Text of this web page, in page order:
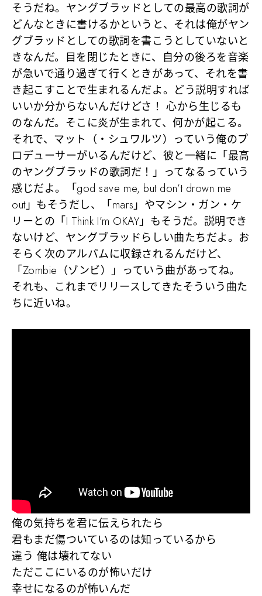
そうだね。ヤングブラッドとしての最高の歌詞が
どんなときに書けるかというと、それは俺がヤン
グブラッドとしての歌詞を書こうとしていないと
きなんだ。目を閉じたときに、自分の後ろを音楽
が急いで通り過ぎて行くときがあって、それを書
き起こすことで生まれるんだよ。どう説明すれば
いいか分からないんだけどさ！ 心から生じるも
のなんだ。そこに炎が生まれて、何かが起こる。
それで、マット（・シュワルツ）っていう俺のプ
ロデューサーがいるんだけど、彼と一緒に「最高
のヤングブラッドの歌詞だ！」ってなるっていう
感じだよ。「god save me, but don’t drown me
out」もそうだし、「mars」やマシン・ガン・ケ
リーとの「I Think I’m OKAY」もそうだ。説明でき
ないけど、ヤングブラッドらしい曲たちだよ。お
そらく次のアルバムに収録されるんだけど、
「Zombie（ゾンビ）」っていう曲があってね。
それも、これまでリリースしてきたそういう曲た
ちに近いね。
俺の気持ちを君に伝えられたら
君もまだ傷ついているのは知っているから
違う 俺は壊れてない
ただここにいるのが怖いだけ
幸せになるのが怖いんだ